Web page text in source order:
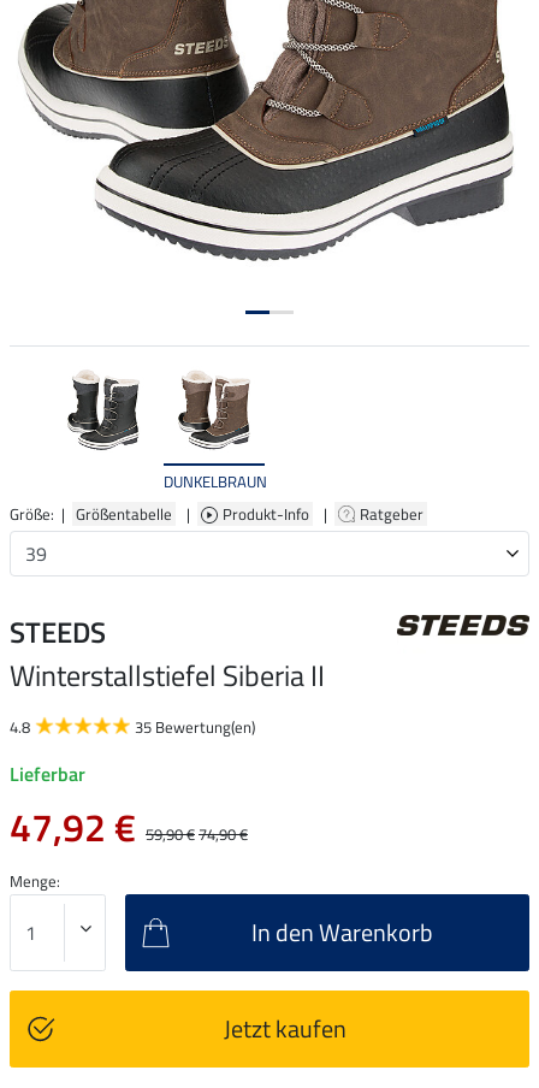
DUNKELBRAUN
Größe: | Größentabelle | Produkt-Info | Ratgeber
STEEDS
Winterstallstiefel Siberia II
4.8 35 Bewertung(en)
Lieferbar
47,92 € 59,90 €74,90 €
Menge:
In den Warenkorb
Jetzt kaufen